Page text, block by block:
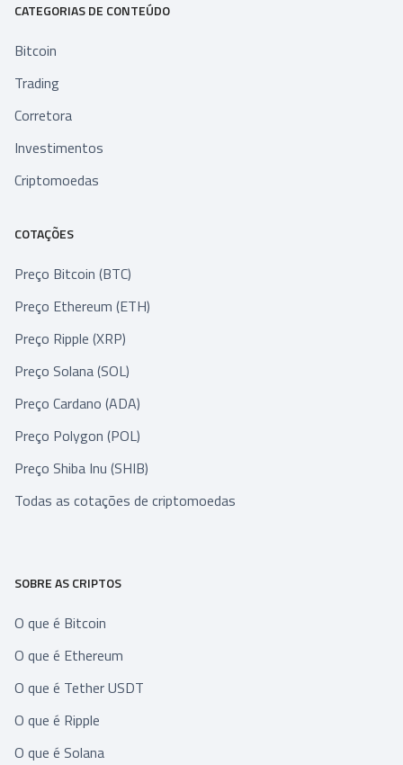
CATEGORIAS DE CONTEÚDO
Bitcoin
Trading
Corretora
Investimentos
Criptomoedas
COTAÇÕES
Preço Bitcoin (BTC)
Preço Ethereum (ETH)
Preço Ripple (XRP)
Preço Solana (SOL)
Preço Cardano (ADA)
Preço Polygon (POL)
Preço Shiba Inu (SHIB)
Todas as cotações de criptomoedas
SOBRE AS CRIPTOS
O que é Bitcoin
O que é Ethereum
O que é Tether USDT
O que é Ripple
O que é Solana